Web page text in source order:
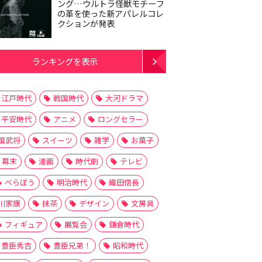
ング…ウルトラ怪獣モチーフ
の革を使った新アパレルコレ
クションが発表
ランキングを表示
江戸時代 戦国時代
大河ドラマ
平安時代
アニメ
ロングセラー
武将
スイーツ 雑学
お菓子
幕末
漫画 時代劇
テレビ
べらぼう
明治時代
織田信長
家康
抹茶 デザイン
文房具
フィギュア
展覧会
鎌倉時代
豊臣秀吉
豊臣兄弟！
昭和時代